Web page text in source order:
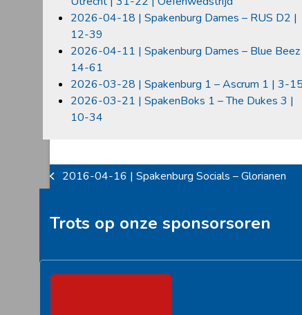
2026-04-18 | Spakenburg Dames – RUS D2 |
12-39
2026-04-11 | Spakenburg Dames – Blue Beez
14-61
2026-03-28 | Spakenburg 1 – Ascrum 1 | 3-15
2026-03-21 | SpakenBoks 1 – The Dukes 3 |
10-34
previous
2016-04-16 | Spakenburg Socials – Glorianen
Trots op onze sponsorsoren